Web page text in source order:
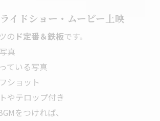
イドショー・ムービー上映
の ド定番＆鉄板です。
真
ている写真
ショット
やテロップ付き
をつければ、